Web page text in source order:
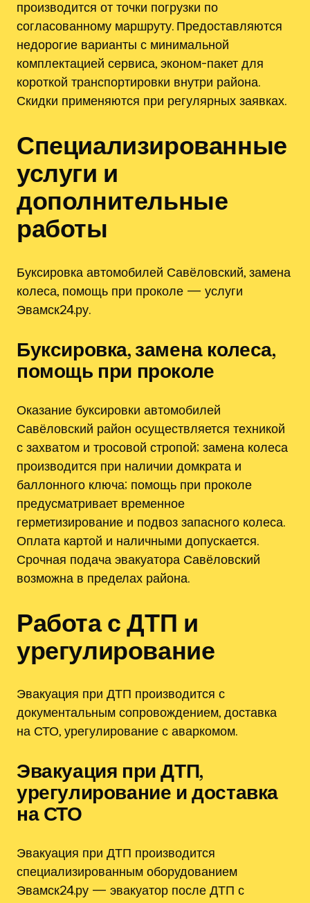
производится от точки погрузки по
согласованному маршруту. Предоставляются
недорогие варианты с минимальной
комплектацией сервиса, эконом-пакет для
короткой транспортировки внутри района.
Скидки применяются при регулярных заявках.
Специализированные
услуги и
дополнительные
работы
Буксировка автомобилей Савёловский, замена
колеса, помощь при проколе — услуги
Эвамск24.ру.
Буксировка, замена колеса,
помощь при проколе
Оказание буксировки автомобилей
Савёловский район осуществляется техникой
с захватом и тросовой стропой; замена колеса
производится при наличии домкрата и
баллонного ключа; помощь при проколе
предусматривает временное
герметизирование и подвоз запасного колеса.
Оплата картой и наличными допускается.
Срочная подача эвакуатора Савёловский
возможна в пределах района.
Работа с ДТП и
урегулирование
Эвакуация при ДТП производится с
документальным сопровождением, доставка
на СТО, урегулирование с аваркомом.
Эвакуация при ДТП,
урегулирование и доставка
на СТО
Эвакуация при ДТП производится
специализированным оборудованием
Эвамск24.ру — эвакуатор после ДТП с